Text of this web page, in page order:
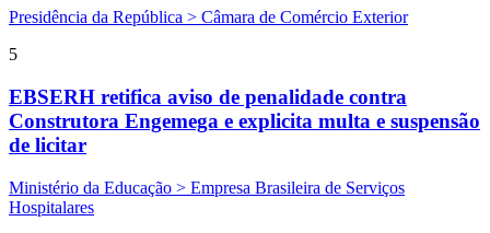
Presidência da República > Câmara de Comércio Exterior
5
EBSERH retifica aviso de penalidade contra
Construtora Engemega e explicita multa e suspensão
de licitar
Ministério da Educação > Empresa Brasileira de Serviços
Hospitalares